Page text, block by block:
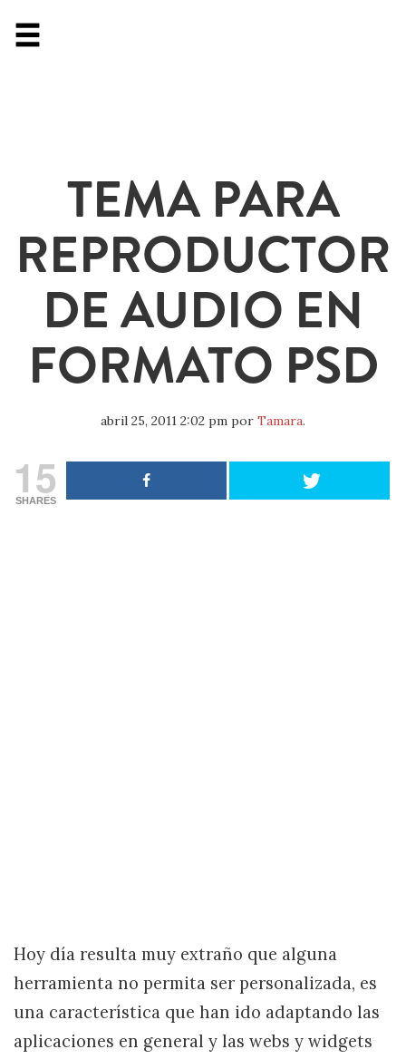
TEMA PARA
REPRODUCTOR
DE AUDIO EN
FORMATO PSD
abril 25, 2011 2:02 pm por Tamara.
15
SHARES
Hoy día resulta muy extraño que alguna
herramienta no permita ser personalizada, es
una característica que han ido adaptando las
aplicaciones en general y las webs y widgets